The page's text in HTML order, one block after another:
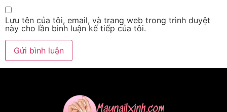
Lưu tên của tôi, email, và trang web trong trình duyệt
này cho lần bình luận kế tiếp của tôi.